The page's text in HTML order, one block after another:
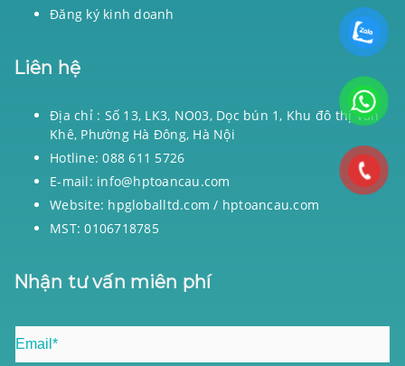
Đăng ký kinh doanh
Liên hệ
Địa chỉ : Số 13, LK3, NO03, Dọc bún 1, Khu đô thị Văn
Khê, Phường Hà Đông, Hà Nội
Hotline: 088 611 5726
E-mail: info@hptoancau.com
Website: hpgloballtd.com / hptoancau.com
MST: 0106718785
Nhận tư vấn miên phí